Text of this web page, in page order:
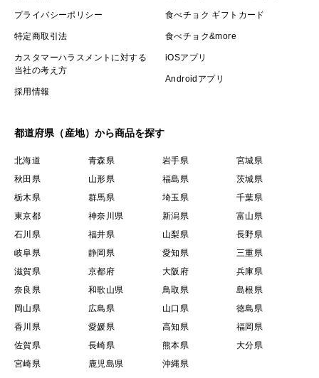
プライバシーポリシー
特定商取引法
カスタマーハラスメントに対する
当社の考え方
採用情報
食べチョク ギフトカード
食べチョク&more
iOSアプリ
Androidアプリ
都道府県（産地）から商品を探す
北海道 青森県 岩手県
宮城県
秋田県
山形県 福島県
茨城県
栃木県
群馬県 埼玉県
千葉県
東京都
神奈川県 新潟県
富山県
石川県
福井県 山梨県
長野県
岐阜県
静岡県 愛知県
三重県
滋賀県
京都府 大阪府
兵庫県
奈良県
和歌山県 鳥取県
島根県
岡山県
広島県 山口県
徳島県
香川県
愛媛県 高知県
福岡県
佐賀県
長崎県 熊本県
大分県
宮崎県
鹿児島県 沖縄県